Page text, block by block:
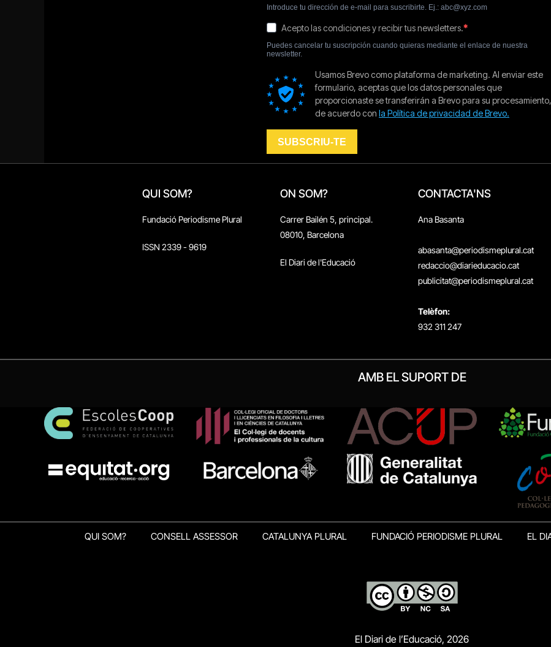
QUI SOM?
Fundació Periodisme Plural
ISSN 2339 - 9619
ON SOM?
Carrer Bailén 5, principal.
08010, Barcelona
El Diari de l'Educació
CONTACTA'NS
Ana Basanta
abasanta@periodismeplural.cat
redaccio@diarieducacio.cat
publicitat@periodismeplural.cat
Telèfon:
932 311 247
AMB EL SUPORT DE
QUI SOM? CONSELL ASSESSOR CATALUNYA PLURAL FUNDACIÓ PERIODISME PLURAL EL
El Diari de l’Educació, 2026